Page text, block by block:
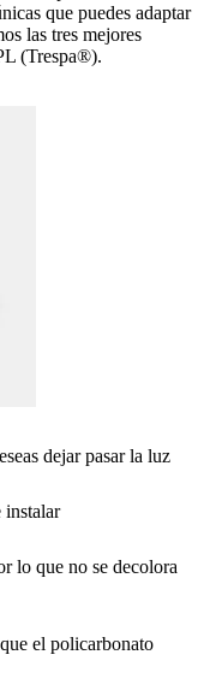
que puedes adaptar
las tres mejores
(Trespa®).
dejar pasar la luz
instalar
lo que no se decolora
el policarbonato